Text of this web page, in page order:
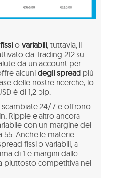
fissi o variabili, tuttavia, il
da Trading 212 su
da un account per
alcuni degli spread più
delle nostre ricerche, lo
è di 1,2 pip.
24/7 e offrono
Ripple e altro ancora
con un margine del
55. Anche le materie
fissi o variabili, a
di 1 e margini dallo
piuttosto competitiva nel